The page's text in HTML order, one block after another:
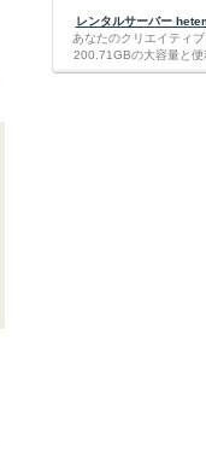
レンタルサーバー
あなたのクリエイティブ
200.71GBの大容量と便